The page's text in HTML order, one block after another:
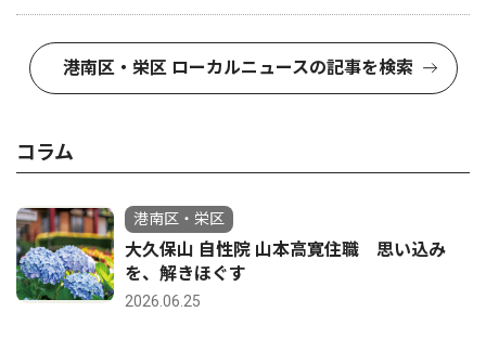
港南区・栄区 ローカルニュースの記事を検索
コラム
港南区・栄区
大久保山 自性院 山本高寛住職 思い込み
を、解きほぐす
2026.06.25